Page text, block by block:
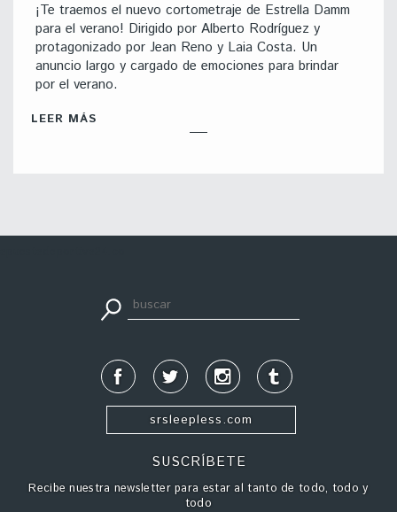
¡Te traemos el nuevo cortometraje de Estrella Damm
para el verano! Dirigido por Alberto Rodríguez y
protagonizado por Jean Reno y Laia Costa. Un
anuncio largo y cargado de emociones para brindar
por el verano.
LEER MÁS
srsleepless.com
SUSCRÍBETE
Recibe nuestra newsletter para estar al tanto de todo, todo y
todo